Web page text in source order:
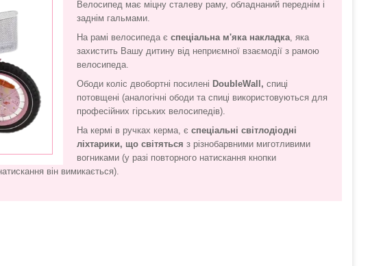
Велосипед має міцну сталеву раму, обладнаний переднім і
заднім гальмами.
На рамі велосипеда є спеціальна м'яка накладка , яка
захистить Вашу дитину від неприємної взаємодії з рамою
велосипеда.
Ободи коліс двобортні посилені DoubleWall, спиці
потовщені (аналогічні ободи та спиці використовуються для
професійних гірських велосипедів).
На кермі в ручках керма, є спеціальні світлодіодні
ліхтарики, що світяться з різнобарвними миготливими
вогниками (у разі повторного натискання кнопки
він вимикається).